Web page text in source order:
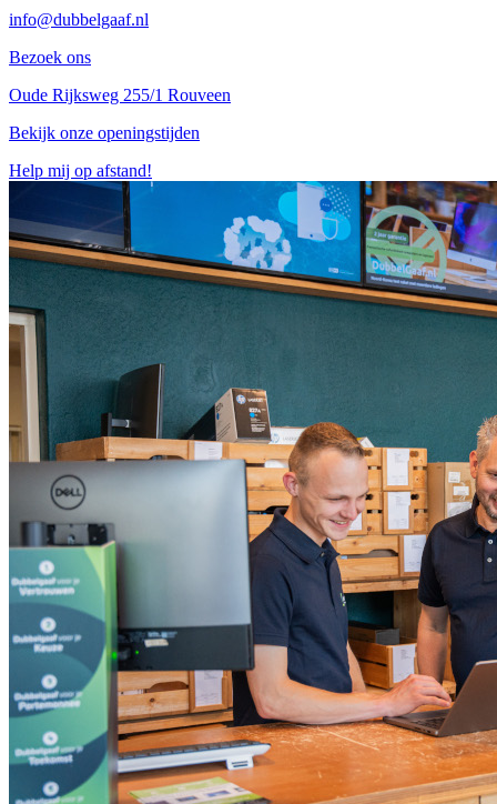
info@dubbelgaaf.nl
Bezoek ons
Oude Rijksweg 255/1 Rouveen
Bekijk onze openingstijden
Help mij op afstand!